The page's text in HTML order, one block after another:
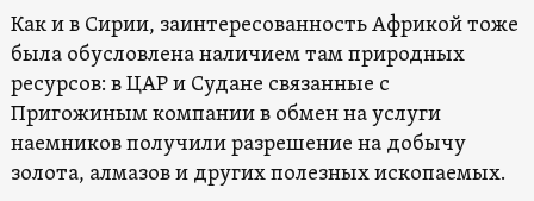
Как и в Сирии, заинтересованность Африкой тоже
была обусловлена наличием там природных
ресурсов: в ЦАР и Судане связанные с
Пригожиным компании в обмен на услуги
наемников получили разрешение на добычу
золота, алмазов и других полезных ископаемых.